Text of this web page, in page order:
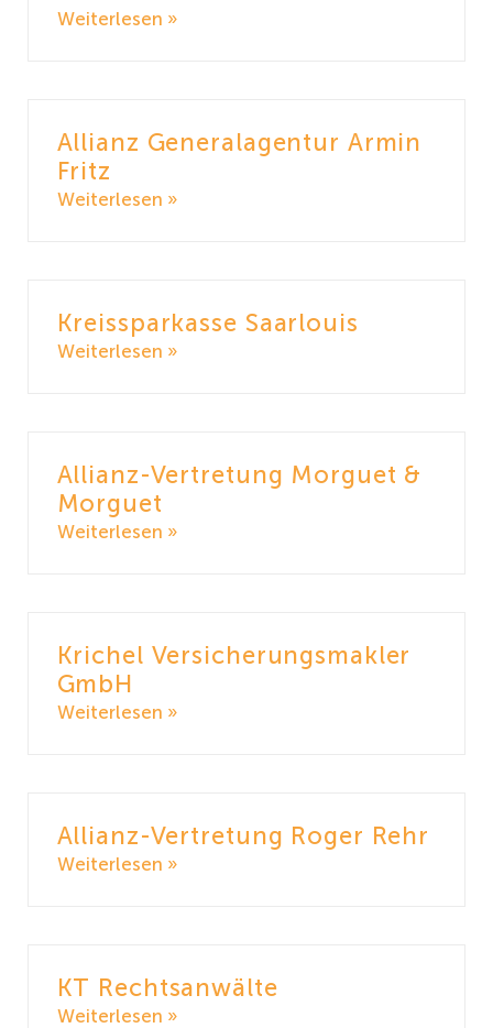
Weiterlesen »
Allianz Generalagentur Armin
Fritz
Weiterlesen »
Kreissparkasse Saarlouis
Weiterlesen »
Allianz-Vertretung Morguet &
Morguet
Weiterlesen »
Krichel Versicherungsmakler
GmbH
Weiterlesen »
Allianz-Vertretung Roger Rehr
Weiterlesen »
KT Rechtsanwälte
Weiterlesen »